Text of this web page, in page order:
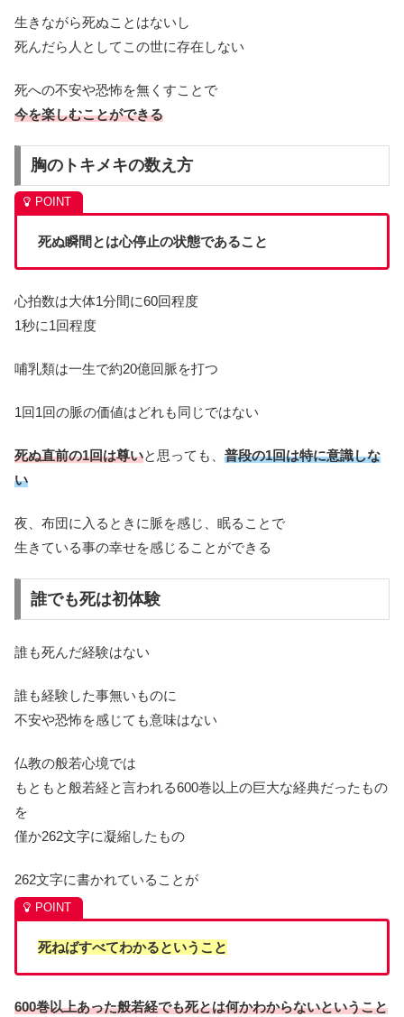
生きながら死ぬことはないし
死んだら人としてこの世に存在しない
死への不安や恐怖を無くすことで
今を楽しむことができる
胸のトキメキの数え方
死ぬ瞬間とは心停止の状態であること
心拍数は大体1分間に60回程度
1秒に1回程度
哺乳類は一生で約20億回脈を打つ
1回1回の脈の価値はどれも同じではない
死ぬ直前の1回は尊いと思っても、 普段の1回は特に意識しな
い
夜、布団に入るときに脈を感じ、眠ることで
生きている事の幸せを感じることができる
誰でも死は初体験
誰も死んだ経験はない
誰も経験した事無いものに
不安や恐怖を感じても意味はない
仏教の般若心境では
もともと般若経と言われる600巻以上の巨大な経典だったもの
を
僅か262文字に凝縮したもの
262文字に書かれていることが
死ねばすべてわかるということ
600巻以上あった般若経でも死とは何かわからないということ